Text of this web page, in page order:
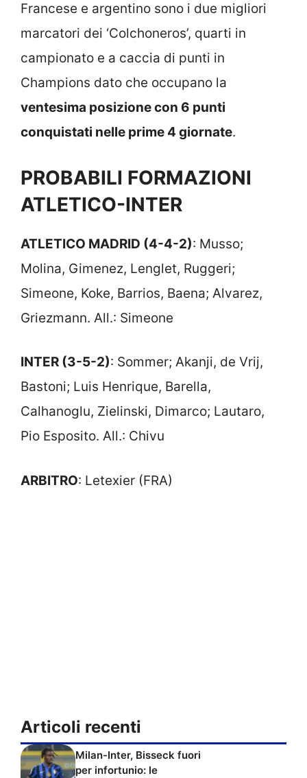
Francese e argentino sono i due migliori
marcatori dei ‘Colchoneros’, quarti in
campionato e a caccia di punti in
Champions dato che occupano la
ventesima posizione con 6 punti
conquistati nelle prime 4 giornate.
PROBABILI FORMAZIONI
ATLETICO-INTER
ATLETICO MADRID (4-4-2): Musso;
Molina, Gimenez, Lenglet, Ruggeri;
Simeone, Koke, Barrios, Baena; Alvarez,
Griezmann. All.: Simeone
INTER (3-5-2): Sommer; Akanji, de Vrij,
Bastoni; Luis Henrique, Barella,
Calhanoglu, Zielinski, Dimarco; Lautaro,
Pio Esposito. All.: Chivu
ARBITRO: Letexier (FRA)
Articoli recenti
Milan-Inter, Bisseck fuori
per infortunio: le